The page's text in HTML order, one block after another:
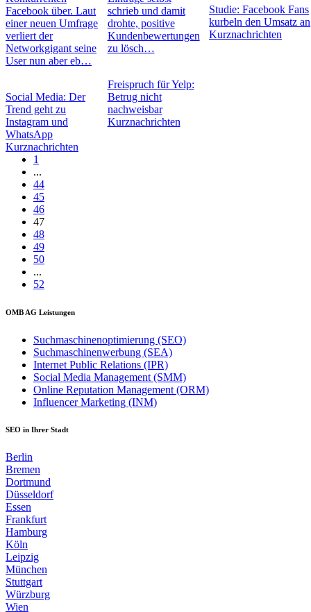
Facebook über. Laut
einer neuen Umfrage
verliert der
Networkgigant seine
User nun aber eb…
Social Media: Der
Trend geht zu
Instagram und
WhatsApp
Kurznachrichten
schrieb und damit
drohte, positive
Kundenbewertungen
zu lösch…
Freispruch für Yelp:
Betrug nicht
nachweisbar
Kurznachrichten
Studie: Facebook Fans
kurbeln den Umsatz an
Kurznachrichten
1
...
44
45
46
47
48
49
50
...
52
OMB AG Leistungen
Suchmaschinenoptimierung (SEO)
Suchmaschinenwerbung (SEA)
Internet Public Relations (IPR)
Social Media Management (SMM)
Online Reputation Management (ORM)
Influencer Marketing (INM)
SEO in Ihrer Stadt
Berlin
Bremen
Dortmund
Düsseldorf
Essen
Frankfurt
Hamburg
Köln
Leipzig
München
Stuttgart
Würzburg
Wien